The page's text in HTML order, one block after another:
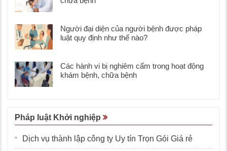
Người đại diện của người bệnh được pháp
luật quy định như thế nào?
Các hành vi bị nghiêm cấm trong hoạt động
khám bệnh, chữa bệnh
Pháp luật Khởi nghiệp
Dịch vụ thành lập công ty Uy tín Trọn Gói Giá rẻ